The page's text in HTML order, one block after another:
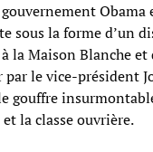
Obama
sous la forme d’un
la Maison Blanche
le vice-président
gouffre
la classe ouvrière.